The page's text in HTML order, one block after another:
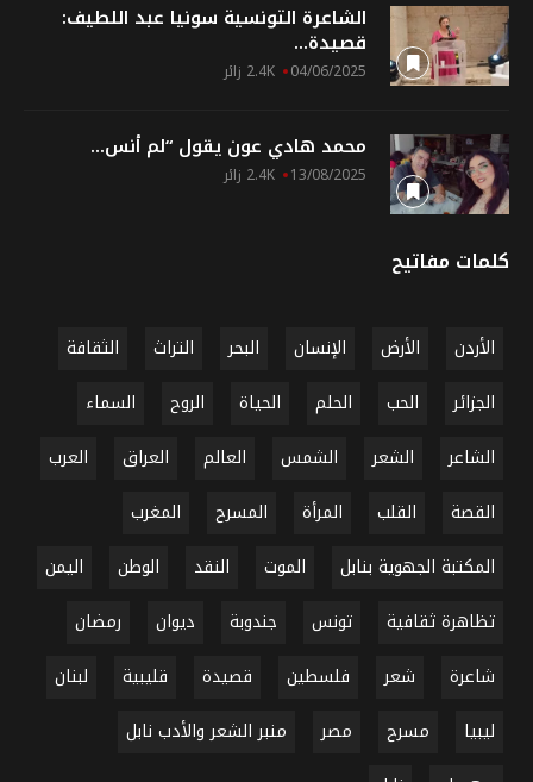
الشاعرة التونسية سونيا عبد اللطيف:
قصيدة...
04/06/2025 2.4K زائر
محمد هادي عون يقول “لم أنس...
13/08/2025 2.4K زائر
كلمات مفاتيح
الأردن الأرض الإنسان البحر التراث
الثقافة
الجزائر
الحب الحلم الحياة الروح
السماء
الشاعر
الشعر الشمس العالم العراق
العرب
القصة
القلب المرأة المسرح
المغرب
المكتبة الجهوية بنابل
الموت النقد الوطن
اليمن
تظاهرة ثقافية
تونس جندوبة ديوان
رمضان
شاعرة
شعر فلسطين قصيدة قليبية
لبنان
ليبيا
مسرح مصر
منبر الشعر والأدب نابل